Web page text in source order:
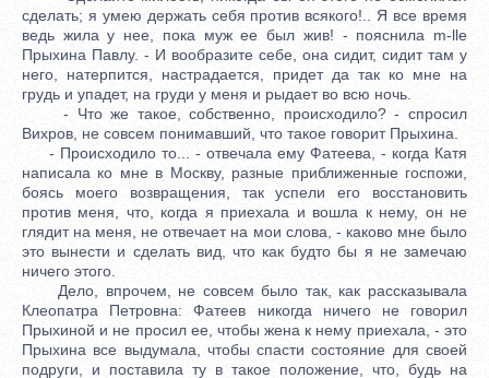
сделать; я умею держать себя против всякого!.. Я все время
ведь жила у нее, пока муж ее был жив! - пояснила m-lle
Прыхина Павлу. - И вообразите себе, она сидит, сидит там у
него, натерпится, настрадается, придет да так ко мне на
грудь и упадет, на груди у меня и рыдает во всю ночь.
- Что же такое, собственно, происходило? - спросил
Вихров, не совсем понимавший, что такое говорит Прыхина.
- Происходило то... - отвечала ему Фатеева, - когда Катя
написала ко мне в Москву, разные приближенные госпожи,
боясь моего возвращения, так успели его восстановить
против меня, что, когда я приехала и вошла к нему, он не
глядит на меня, не отвечает на мои слова, - каково мне было
это вынести и сделать вид, что как будто бы я не замечаю
ничего этого.
Дело, впрочем, не совсем было так, как рассказывала
Клеопатра Петровна: Фатеев никогда ничего не говорил
Прыхиной и не просил ее, чтобы жена к нему приехала, - это
Прыхина все выдумала, чтобы спасти состояние для своей
подруги, и поставила ту в такое положение, что, будь на